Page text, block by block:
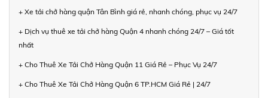
+ Xe tải chở hàng quận Tân Bình giá rẻ, nhanh chóng, phục vụ 24/7
+ Dịch vụ thuê xe tải chở hàng Quận 4 nhanh chóng 24/7 – Giá tốt
nhất
+ Cho Thuê Xe Tải Chở Hàng Quận 11 Giá Rẻ – Phục Vụ 24/7
+ Cho Thuê Xe Tải Chở Hàng Quận 6 TP.HCM Giá Rẻ | 24/7